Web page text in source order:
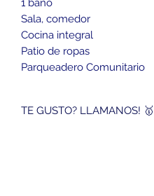
1 baño
Sala, comedor
Cocina integral
Patio de ropas
Parqueadero Comunitario
TE GUSTO? LLAMANOS! 🥇